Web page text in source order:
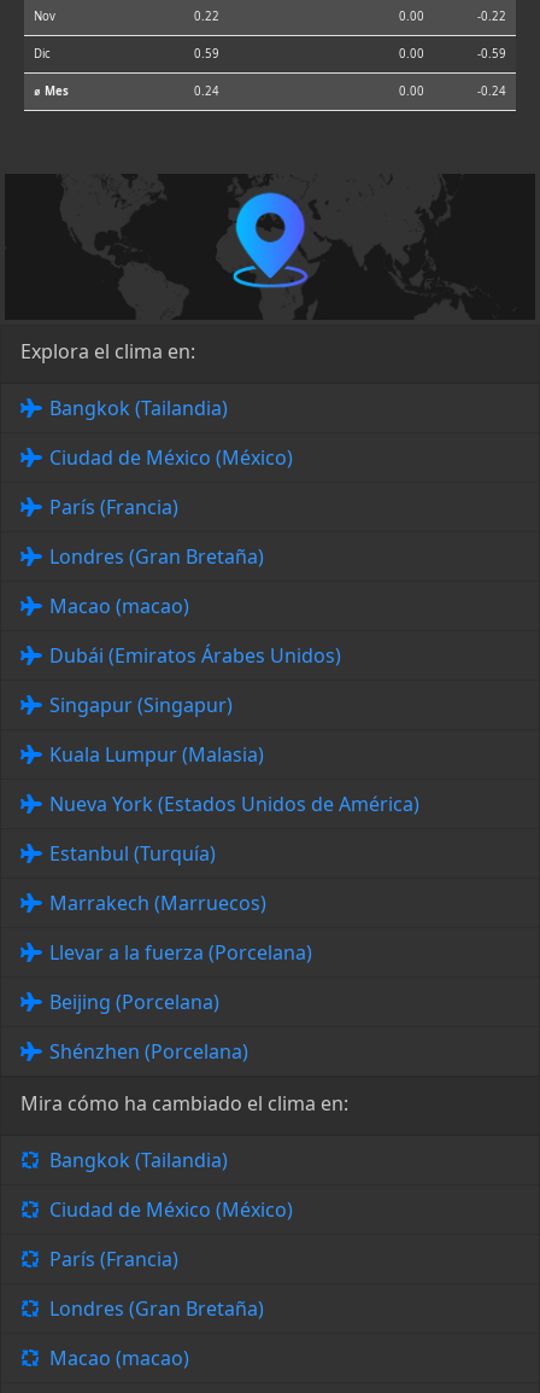
Nov 0.22 0.00 -0.22
Dic 0.59 0.00 -0.59
⌀ Mes 0.24 0.00 -0.24
Explora el clima en:
Bangkok (Tailandia)
Ciudad de México (México)
París (Francia)
Londres (Gran Bretaña)
Macao (macao)
Dubái (Emiratos Árabes Unidos)
Singapur (Singapur)
Kuala Lumpur (Malasia)
Nueva York (Estados Unidos de América)
Estanbul (Turquía)
Marrakech (Marruecos)
Llevar a la fuerza (Porcelana)
Beijing (Porcelana)
Shénzhen (Porcelana)
Mira cómo ha cambiado el clima en:
Bangkok (Tailandia)
Ciudad de México (México)
París (Francia)
Londres (Gran Bretaña)
Macao (macao)